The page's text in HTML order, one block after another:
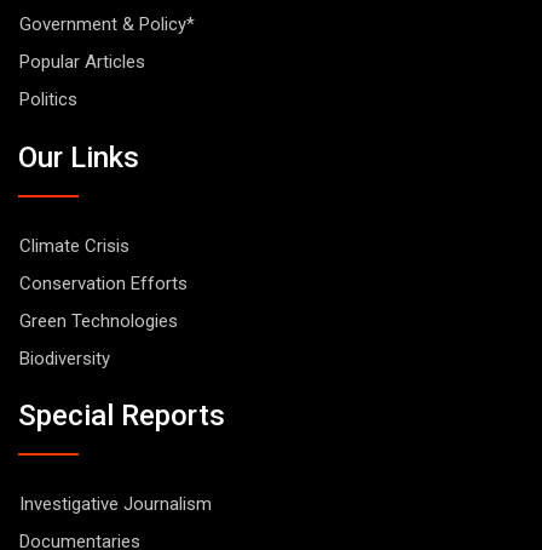
Government & Policy*
Popular Articles
Politics
Our Links
Climate Crisis
Conservation Efforts
Green Technologies
Biodiversity
Special Reports
Investigative Journalism
Documentaries